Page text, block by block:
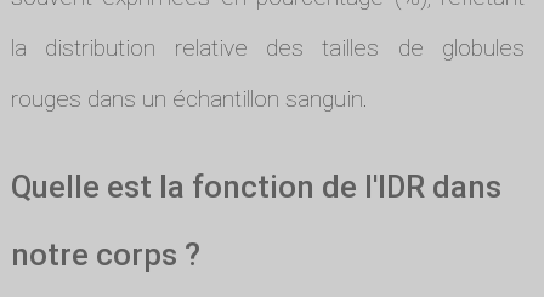
la distribution relative des tailles de globules
rouges dans un échantillon sanguin.
Quelle est la fonction de l'IDR dans
notre corps ?